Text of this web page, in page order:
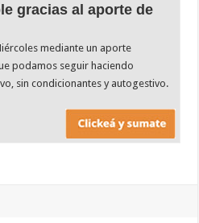
gracias al aporte de
mediante un aporte
podamos seguir haciendo
sin condicionantes y autogestivo.